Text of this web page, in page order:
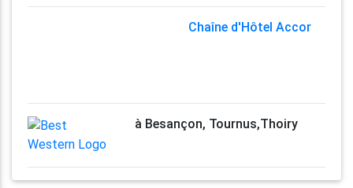
Chaîne d'Hôtel Accor
à Besançon, Tournus,Thoiry